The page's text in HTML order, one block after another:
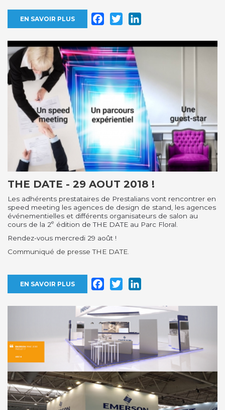
EN SAVOIR PLUS Facebook
Twitter
THE DATE - 29 AOUT 2018 !
Les adhérents prestataires de Prestalians vont rencontrer en
speed meeting les agences de design de stand, les agences
événementielles et différents organisateurs de salon au
cours de la 2e édition de THE DATE au Parc Floral.
Rendez-vous mercredi 29 août !
Communiqué de presse THE DATE.
EN SAVOIR PLUS Facebook
Twitter